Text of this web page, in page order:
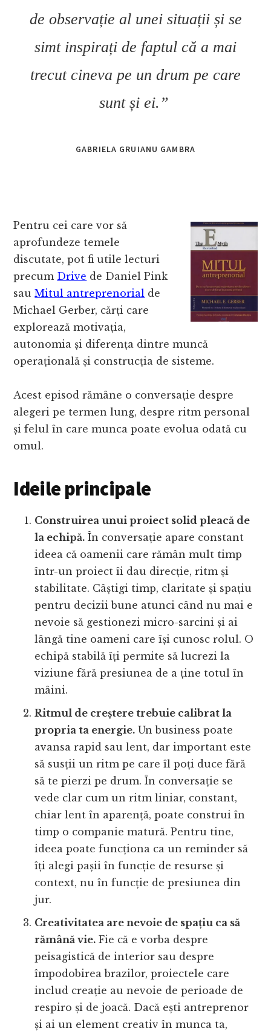
de observație al unei situații și se
simt inspirați de faptul că a mai
trecut cineva pe un drum pe care
sunt și ei.”
GABRIELA GRUIANU GAMBRA
Pentru cei care vor să
aprofundeze temele
discutate, pot fi utile lecturi
precum Drive de Daniel Pink
sauMitul antreprenorial de
Michael Gerber, cărți care
explorează motivația,
autonomia și diferența dintre muncă
operațională și construcția de sisteme.
Acest episod rămâne o conversație despre
alegeri pe termen lung, despre ritm personal
și felul în care munca poate evolua odată cu
omul.
Ideile principale
Construirea unui proiect solid pleacă de
la echipă. În conversație apare constant
ideea că oamenii care rămân mult timp
într-un proiect îi dau direcție, ritm și
stabilitate. Câștigi timp, claritate și spațiu
pentru decizii bune atunci când nu mai e
nevoie să gestionezi micro-sarcini și ai
lângă tine oameni care își cunosc rolul. O
echipă stabilă îți permite să lucrezi la
viziune fără presiunea de a ține totul în
mâini.
Ritmul de creștere trebuie calibrat la
propria ta energie. Un business poate
avansa rapid sau lent, dar important este
să susții un ritm pe care îl poți duce fără
să te pierzi pe drum. În conversație se
vede clar cum un ritm liniar, constant,
chiar lent în aparență, poate construi în
timp o companie matură. Pentru tine,
ideea poate funcționa ca un reminder să
îți alegi pașii în funcție de resurse și
context, nu în funcție de presiunea din
jur.
Creativitatea are nevoie de spațiu ca să
rămână vie. Fie că e vorba despre
peisagistică de interior sau despre
împodobirea brazilor, proiectele care
includ creație au nevoie de perioade de
respiro și de joacă. Dacă ești antreprenor
și ai un element creativ în munca ta,